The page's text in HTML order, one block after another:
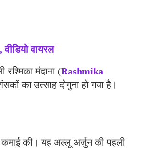
वायरल
मंदाना (Rashmika
का उत्साह दोगुना हो गया है।
कमाई की। यह अल्लू अर्जुन की पहली